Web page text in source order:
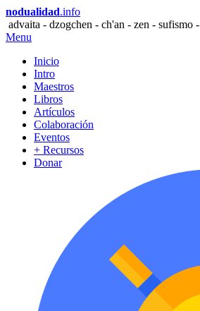
nodualidad.info
advaita - dzogchen - ch'an - zen - sufismo
Menu
Inicio
Intro
Maestros
Libros
Artículos
Colaboración
Eventos
+ Recursos
Donar